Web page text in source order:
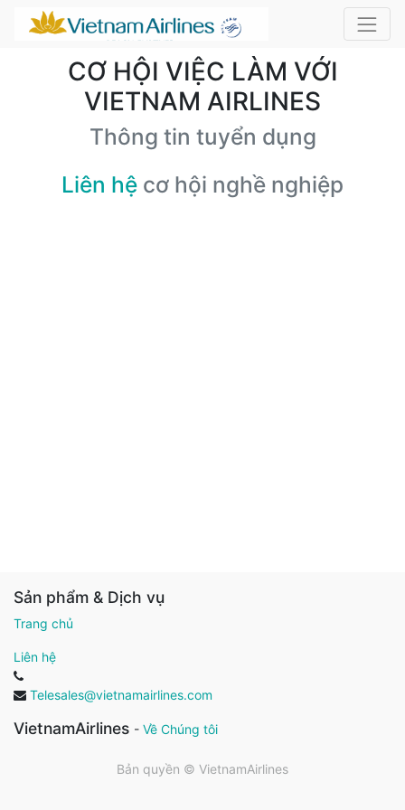
CƠ HỘI VIỆC LÀM VỚI
VIETNAM AIRLINES
Thông tin tuyển dụng
Liên hệ cơ hội nghề nghiệp
Sản phẩm & Dịch vụ
Trang chủ
Liên hệ
Telesales@vietnamairlines.com
VietnamAirlines - Về Chúng tôi
Bản quyền © VietnamAirlines